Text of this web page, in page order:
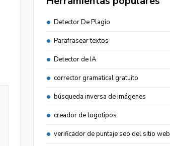
Detector De Plagio
Parafrasear textos
Detector de IA
corrector gramatical gratuito
búsqueda inversa de imágenes
creador de logotipos
verificador de puntaje seo del sitio web